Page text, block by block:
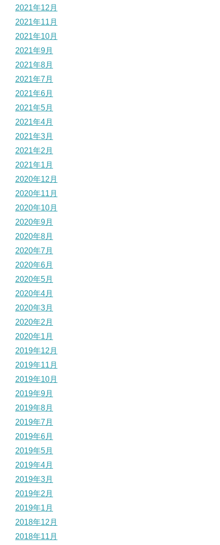
2021年12月
2021年11月
2021年10月
2021年9月
2021年8月
2021年7月
2021年6月
2021年5月
2021年4月
2021年3月
2021年2月
2021年1月
2020年12月
2020年11月
2020年10月
2020年9月
2020年8月
2020年7月
2020年6月
2020年5月
2020年4月
2020年3月
2020年2月
2020年1月
2019年12月
2019年11月
2019年10月
2019年9月
2019年8月
2019年7月
2019年6月
2019年5月
2019年4月
2019年3月
2019年2月
2019年1月
2018年12月
2018年11月